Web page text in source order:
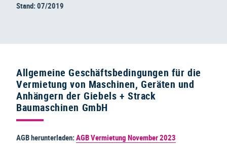
Stand: 07/2019
Allgemeine Geschäftsbedingungen für die
Vermietung von Maschinen, Geräten und
Anhängern der Giebels + Strack
Baumaschinen GmbH
AGB herunterladen:AGB Vermietung November 2023